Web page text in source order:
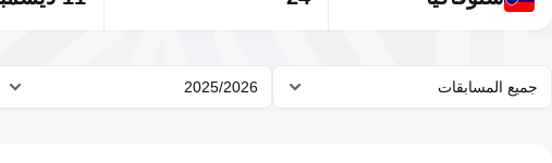
جميع المسابقات 2025/2026